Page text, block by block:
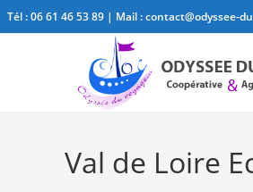
Tél :06 61 46 53 89 | Mail :contact@odyssee-
Val de Loire